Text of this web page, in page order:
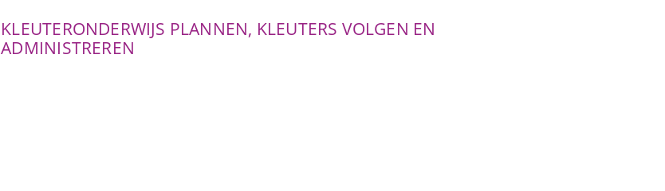
KLEUTERONDERWIJS PLANNEN, KLEUTERS VOLGEN EN
ADMINISTREREN